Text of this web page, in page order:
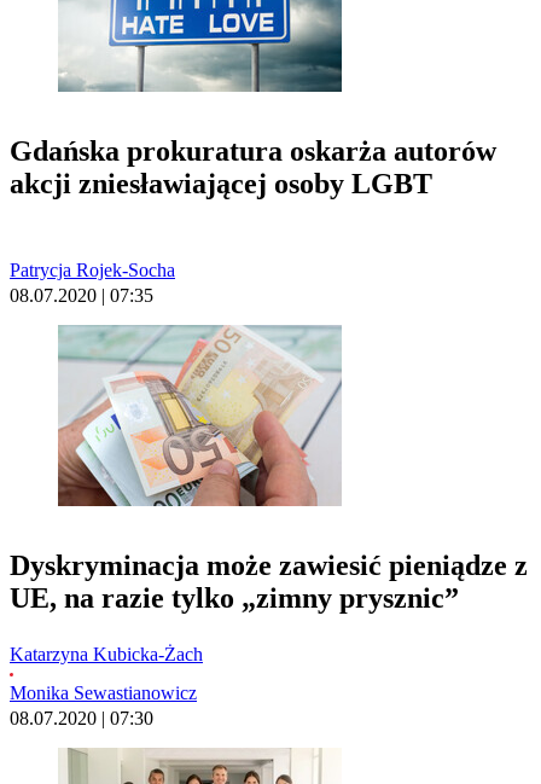
Gdańska prokuratura oskarża autorów
akcji zniesławiającej osoby LGBT
Patrycja Rojek-Socha
08.07.2020 | 07:35
Dyskryminacja może zawiesić pieniądze z
UE, na razie tylko „zimny prysznic”
Katarzyna Kubicka-Żach
Monika Sewastianowicz
08.07.2020 | 07:30